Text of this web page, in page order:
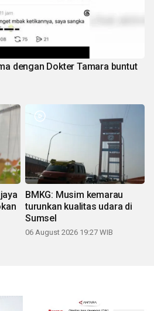
dengan Dokter Tamara buntut
BMKG: Musim kemarau
turunkan kualitas udara di
Sumsel
06 August 2026 19:27 WIB